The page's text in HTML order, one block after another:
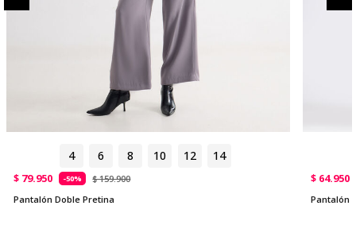
4 6 8 10 12 14
$ 79.950 -50%
$ 159.900
Pantalón Doble Pretina
$ 64.950
Pantalón